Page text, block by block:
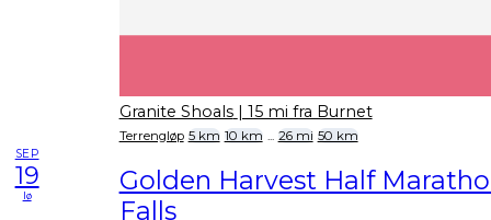
Granite Shoals | 15 mi fra Burnet
Terrengløp 5 km 10 km ... 26 mi 50 km
SEP
19
lø
Golden Harvest Half
Falls